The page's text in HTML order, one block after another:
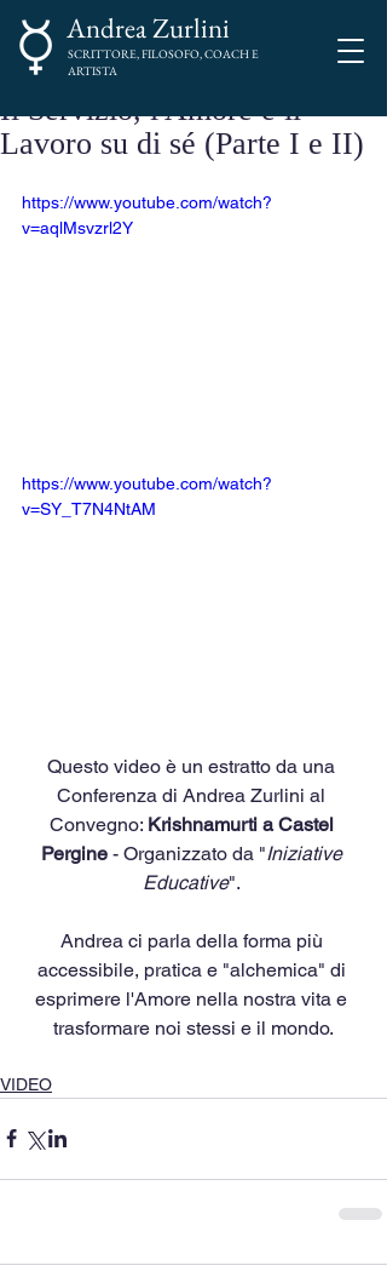
Andrea Zurlini
SCRITTORE, FILOSOFO, COACH E
ARTISTA
Il Servizio, l'Amore e il
Lavoro su di sé (Parte I e II)
https://www.youtube.com/watch?
v=aqlMsvzrl2Y
https://www.youtube.com/watch?
v=SY_T7N4NtAM
Questo video è un estratto da una
Conferenza di Andrea Zurlini al
Convegno: Krishnamurti a Castel
Pergine - Organizzato da "Iniziative
Educative".
Andrea ci parla della forma più
accessibile, pratica e "alchemica" di
esprimere l'Amore nella nostra vita e
trasformare noi stessi e il mondo.
VIDEO